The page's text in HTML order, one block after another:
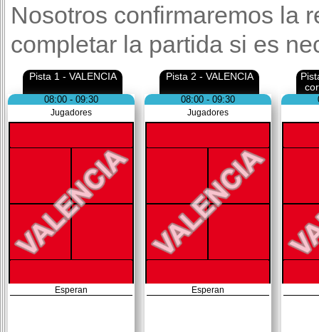
Nosotros confirmaremos la
completar la partida si es
Pista 1 - VALENCIA
08:00 - 09:30
Jugadores
Esperan
Pista 2 - VALENCIA
08:00 - 09:30
Jugadores
Esperan